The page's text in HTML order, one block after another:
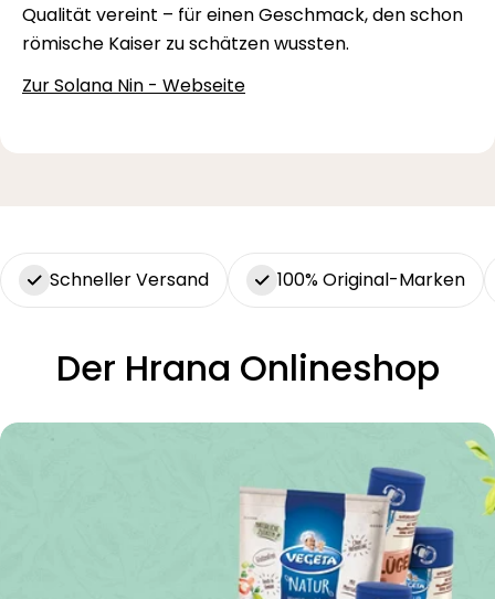
Qualität vereint – für einen Geschmack, den schon
römische Kaiser zu schätzen wussten.
Zur Solana Nin - Webseite
Schneller Versand 100% Original-Marken
Der Hrana Onlineshop